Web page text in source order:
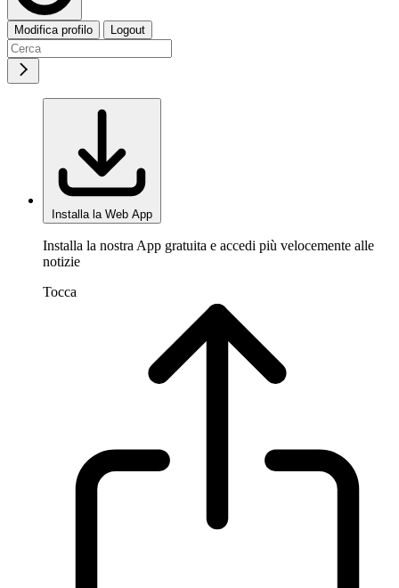
Modifica profilo Logout
Installa la Web App
Installa la nostra App gratuita e accedi più velocemente alle
notizie
Tocca